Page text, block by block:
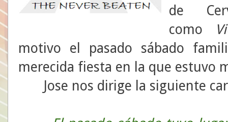
de
como
motivo el pasado sábado
merecida fiesta en la que estuvo
Jose nos dirige la siguiente